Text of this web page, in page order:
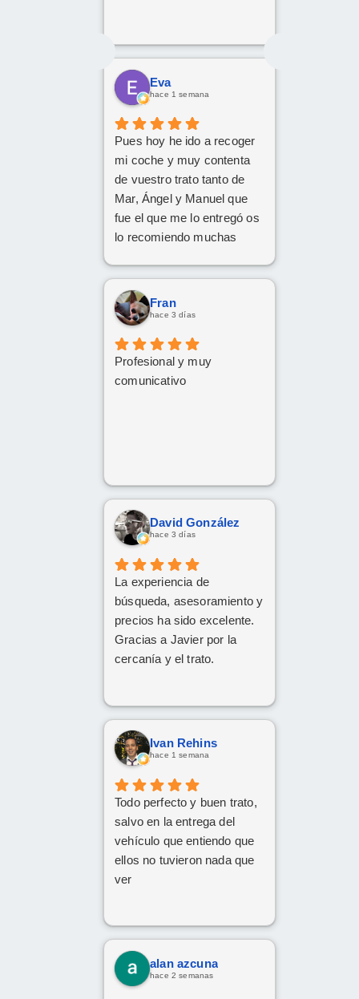
Eva
hace 1 semana
Pues hoy he ido a recoger
mi coche y muy contenta
de vuestro trato tanto de
Mar, Ángel y Manuel que
fue el que me lo entregó os
lo recomiendo muchas
Fran
hace 3 días
Profesional y muy
comunicativo
David González
hace 3 días
La experiencia de
búsqueda, asesoramiento y
precios ha sido excelente.
Gracias a Javier por la
cercanía y el trato.
Ivan Rehins
hace 1 semana
Todo perfecto y buen trato,
salvo en la entrega del
vehículo que entiendo que
ellos no tuvieron nada que
ver
alan azcuna
hace 2 semanas